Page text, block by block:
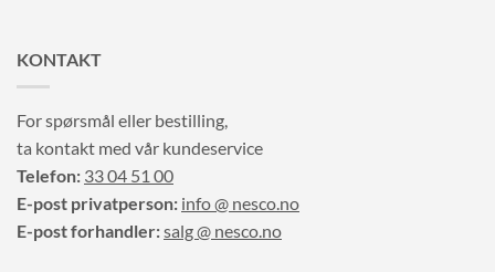
KONTAKT
For spørsmål eller bestilling,
ta kontakt med vår kundeservice
Telefon: 33 04 51 00
E-post privatperson: info @ nesco.no
E-post forhandler:salg @ nesco.no